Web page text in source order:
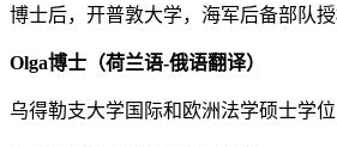
博士后，开普敦大学，海军后备部队
Olga博士（荷兰语-俄语翻译）
乌得勒支大学国际和欧洲法学硕士学